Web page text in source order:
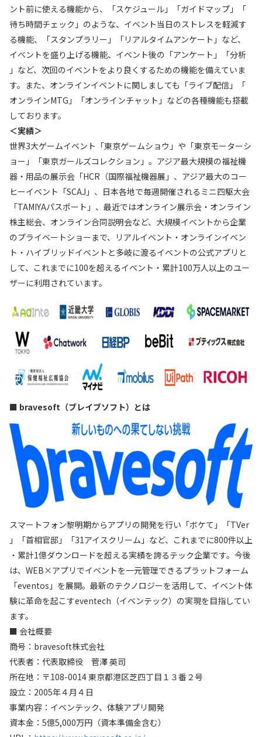
ント前に使える機能から、「スケジュール」「ガイドマップ」「
待ち時間チェック」のような、イベント当日のストレスを軽減す
る機能、「スタンプラリー」「リアルタイムアンケート」など、
イベントを盛り上げる機能、イベント後の「アンケート」「分析
」など、次回のイベントをより良くするための機能を備えていま
す。また、オンラインイベントに関しましても「ライブ配信」「
オンラインMTG」「オンラインチャット」などの各種機能も搭載
しております。
＜実績＞
世界3大ゲームイベント「東京ゲームショウ」や「東京モーターシ
ョー」「東京ガールズコレクション」。アジア最大規模の福祉機
器・用品の展示会「HCR（国際福祉機器展」、アジア最大のコー
ヒーイベント「SCAJ」、日本各地で毎週開催されるミニ四駆大会
「TAMIYAパスポート」、最近ではオンライン展示会・オンライン
株主総会、オンライン合同説明会など、大規模イベントから企業
のプライベートショーまで、リアルイベント・オンラインイベン
ト・ハイブリッドイベントと多岐に渡るイベントの公式アプリと
して、これまでに100を超えるイベント・累計100万人以上のユー
ザーに利用されています。
■ bravesoft（ブレイブソフト）とは
スマートフォン黎明期からアプリの開発を行い「ボケて」「TVer
」「首相官邸」「31アイスクリーム」など、これまでに800件以上
・累計1億ダウンロードを超える実績を誇るテック企業です。今後
は、WEB×アプリでイベントを一元管理できるプラットフォーム
「eventos」を展開。最新のテクノロジーを活用して、イベント体
験に革命を起こすeventech（イベンテック）の実現を目指してい
ます。
■ 会社概要
商号：bravesoft株式会社
代表者：代表取締役 菅澤 英司
所在地：〒108-0014 東京都港区芝四丁目１３番２号
設立：2005年４月４日
事業内容：イベンテック、体験アプリ開発
資本金：5億5,000万円（資本準備金含む）